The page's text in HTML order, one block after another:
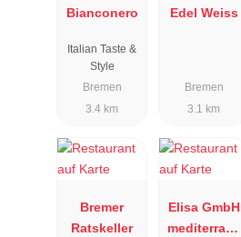
Bianconero
Italian Taste &
Style
Bremen
3.4 km
Edel Weiss
Bremen
3.1 km
Bremer
Ratskeller
Elisa GmbH
mediterrane